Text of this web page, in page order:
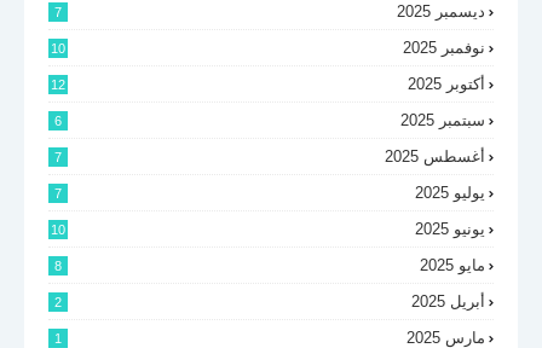
ديسمبر 2025 7
نوفمبر 2025 10
أكتوبر 2025 12
سبتمبر 2025 6
أغسطس 2025 7
يوليو 2025 7
يونيو 2025 10
مايو 2025 8
أبريل 2025 2
مارس 2025 1